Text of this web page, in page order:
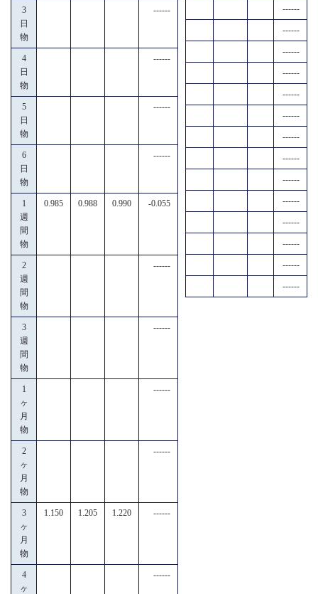
3
日
物
------
4
日
物
------
5
日
物
------
6
日
物
------
1
週
間
物
0.985 0.988 0.990 -0.055
2
週
間
物
------
3
週
間
物
------
1
ヶ
月
物
------
2
ヶ
月
物
------
3
ヶ
月
物
1.150 1.205 1.220 ------
4
ヶ
------
------
------
------
------
------
------
------
------
------
------
------
------
------
------